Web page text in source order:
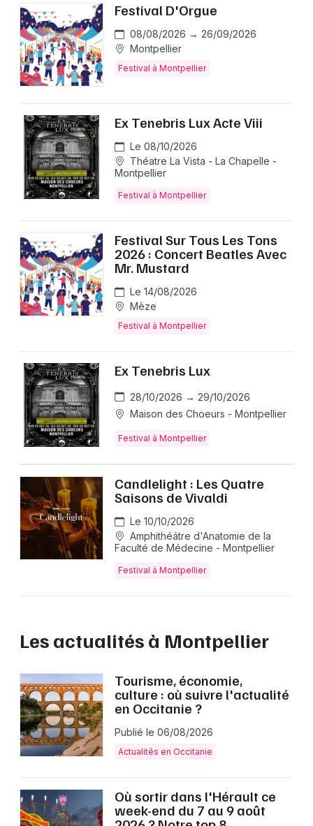
Festival D'Orgue
08/08/2026 → 26/09/2026
Montpellier
Festival à Montpellier
Ex Tenebris Lux Acte Viii
Le 08/10/2026
Théatre La Vista - La Chapelle -
Montpellier
Festival à Montpellier
Festival Sur Tous Les Tons
2026 : Concert Beatles Avec
Mr. Mustard
Le 14/08/2026
Mèze
Festival à Montpellier
Ex Tenebris Lux
28/10/2026 → 29/10/2026
Maison des Choeurs - Montpellier
Festival à Montpellier
Candlelight : Les Quatre
Saisons de Vivaldi
Le 10/10/2026
Amphithéâtre d'Anatomie de la
Faculté de Médecine - Montpellier
Festival à Montpellier
Les actualités à Montpellier
Tourisme, économie,
culture : où suivre l'actualité
en Occitanie ?
Publié le 06/08/2026
Actualités en Occitanie
Où sortir dans l'Hérault ce
week-end du 7 au 9 août